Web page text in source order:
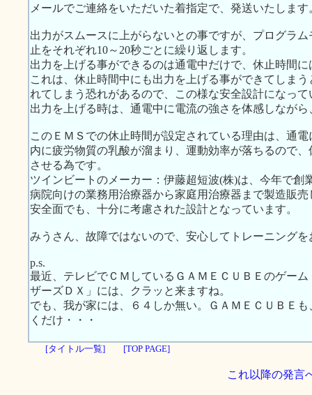
メールでご連絡をいただいた着指定で、発送いたします
出力がスムースに上がらないとの事ですが、プログラ
止をそれぞれ10～20秒ごとに繰り返します。
出力を上げる事ができるのは通電中だけで、休止時間
これは、休止時間中にも出力を上げる事ができてしま
れてしまう恐れがあるので、この様な安全設計になって
出力を上げる時は、通電中に電流の強さを体感しなが
このＥＭＳでの休止時間が設定されている理由は、通
内に疲労物質の乳酸が溜まり、運動効率が落ちるので
させる為です。
ツインビートのメーカー：伊藤超短波(株)は、今年で創
病院向けの業務用治療器から家庭用治療器まで製造販
安全面でも、十分に考慮された設計となっています。
みうさん、故障ではないので、安心してトレーニング
p.s.
最近、テレビでＣＭしているＧＡＭＥＣＵＢＥのゲー
ザーズＤＸ」には、クラッと来ますね。
でも、我が家には、６４しか無い。ＧＡＭＥＣＵＢＥ
くだけ・・・
[タイトル一覧] [TOP PAGE]
これ以降の発言